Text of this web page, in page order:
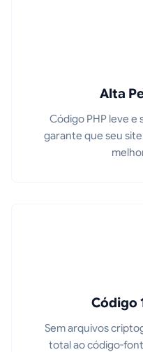
Alta
Código PHP leve
garante que seu
Código
Sem arquivos
total ao código-